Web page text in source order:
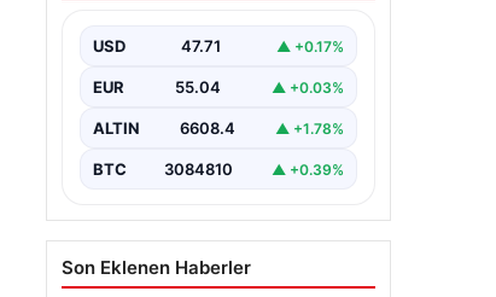
USD 47.71 ▲ +0.17%
EUR 55.04 ▲ +0.03%
ALTIN 6608.4 ▲ +1.78%
BTC 3084810 ▲ +0.39%
Son Eklenen Haberler